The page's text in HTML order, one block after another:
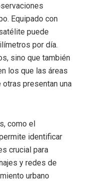
Equipado con
puede
por día.
sino que también
los que las áreas
presentan una
como el
identificar
crucial para
y redes de
urbano